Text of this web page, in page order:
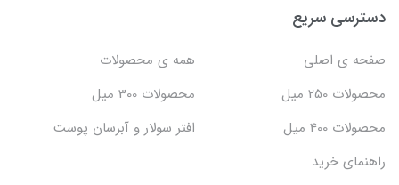
دسترسی سریع
صفحه ی اصلی
همه ی محصولات
محصولات 250 میل
محصولات 300 میل
محصولات 400 میل
افتر سولار و آبرسان پوست
راهنمای خرید